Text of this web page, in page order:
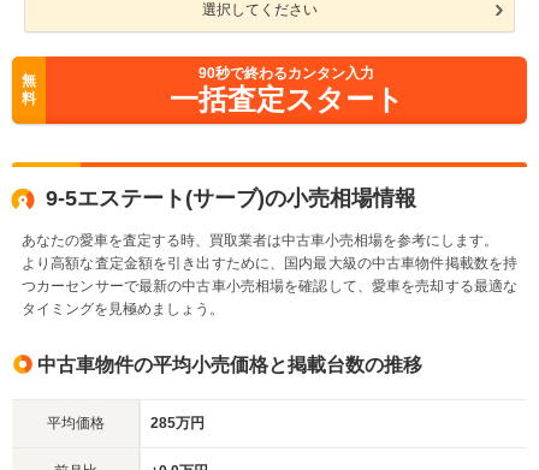
選択してください
無
料
90秒で終わるカンタン入力
一括査定スタート
9-5エステート(サーブ)の小売相場情報
あなたの愛車を査定する時、買取業者は中古車小売相場を参考にします。
より高額な査定金額を引き出すために、国内最大級の中古車物件掲載数を持
つカーセンサーで最新の中古車小売相場を確認して、愛車を売却する最適な
タイミングを見極めましょう。
中古車物件の平均小売価格と掲載台数の推移
平均価格 285万円